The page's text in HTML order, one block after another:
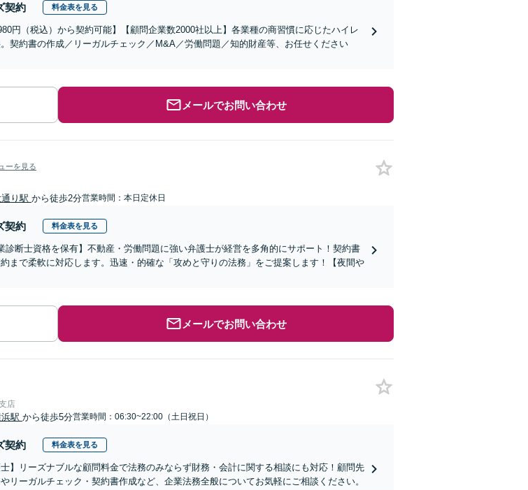
契約 料金表を見る
円（税込）から契約可能】【顧問企業数2000社以上】各業種の商習慣に応じたハイレ
契約書の作成／リーガルチェック／M&A／労働問題／知的財産等、お任せください
メールでお問い合わせ
ーを見る
通り駅 から徒歩2分営業時間：本日定休日
契約 料金表を見る
診断士資格を保有】不動産・労働問題に強い弁護士が経営を多角的にサポート！契約書
まで柔軟に対応します。迅速・的確な「攻めと守りの法務」をご提案します！【夜間や
メールでお問い合わせ
店
駅 から徒歩5分営業時間：06:30~22:00（土日祝日）
契約 料金表を見る
士】リーズナブルな顧問料金で法務のみならず財務・会計に関する相談にも対応！顧問先
リーガルチェック・契約書作成など、企業法務全般についてお気軽にご相談ください。